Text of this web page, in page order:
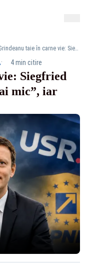
Grindeanu taie în carne vie: Siegfried Mureșan, „un Bolojan mai mic”, iar USR, trimis în Opoziție
· 4 min citire
Siegfried
mic”, iar